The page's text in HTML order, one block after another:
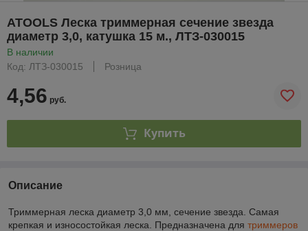
ATOOLS Леска триммерная сечение звезда
диаметр 3,0, катушка 15 м., ЛТЗ-030015
В наличии
Код: ЛТЗ-030015
Розница
4,56 руб.
Купить
Описание
Триммерная леска диаметр 3,0 мм, сечение звезда. Самая
крепкая и износостойкая леска. Предназначена для триммеров